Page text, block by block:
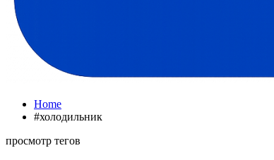
Home
#холодильник
просмотр тегов